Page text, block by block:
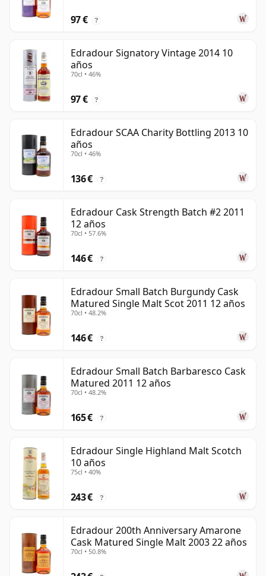
97 € ?
Edradour Signatory Vintage 2014 10
años
70cl • 46%
97 € ?
Edradour SCAA Charity Bottling 2013 10
años
70cl • 46%
136 € ?
Edradour Cask Strength Batch #2 2011
12 años
70cl • 57.6%
146 € ?
Edradour Small Batch Burgundy Cask
Matured Single Malt Scot 2011 12 años
70cl • 48.2%
146 € ?
Edradour Small Batch Barbaresco Cask
Matured 2011 12 años
70cl • 48.2%
165 € ?
Edradour Single Highland Malt Scotch
10 años
75cl • 40%
243 € ?
Edradour 200th Anniversary Amarone
Cask Matured Single Malt 2003 22 años
70cl • 50.8%